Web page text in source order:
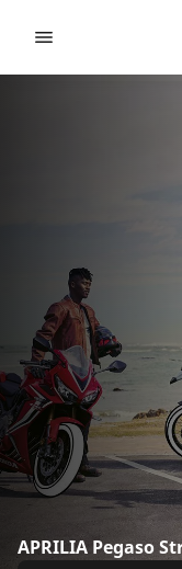
APRILIA Pegaso